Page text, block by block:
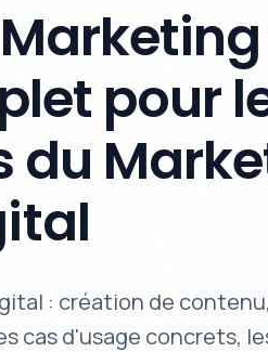
pour
du
: création de contenu,
cas d'usage concrets,